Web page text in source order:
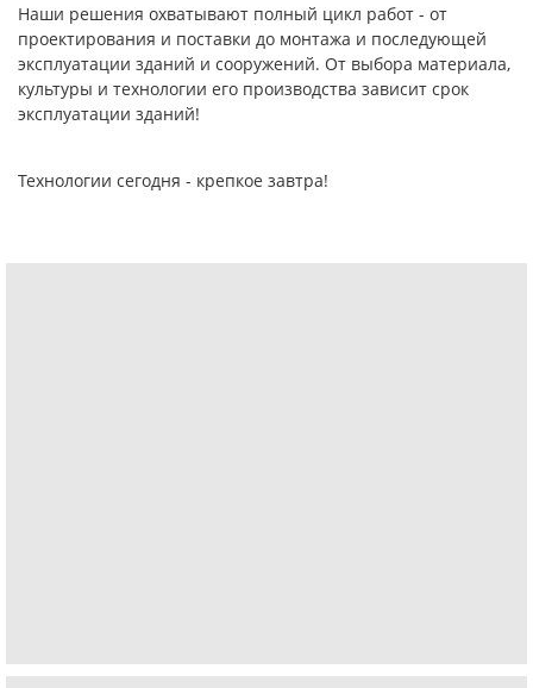
Наши решения охватывают полный цикл работ - от
проектирования и поставки до монтажа и последующей
эксплуатации зданий и сооружений. От выбора материала,
культуры и технологии его производства зависит срок
эксплуатации зданий!
Технологии сегодня - крепкое завтра!